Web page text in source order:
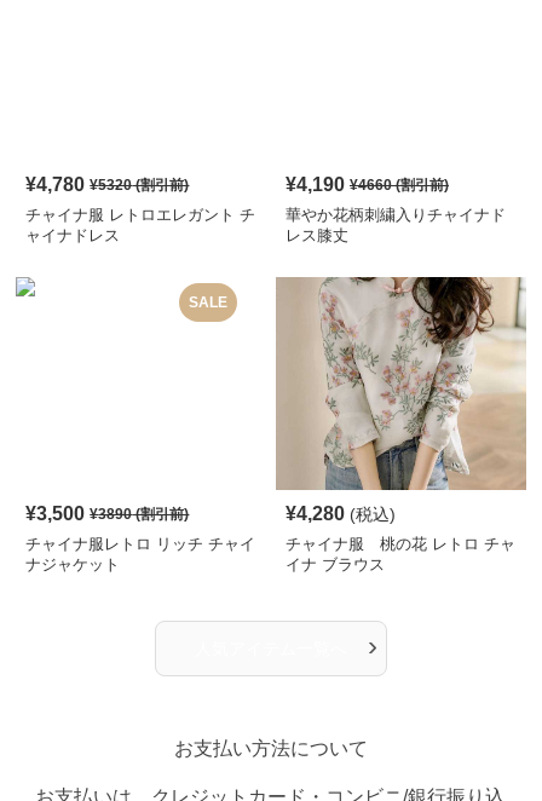
¥4,780 ¥5320(割引前)
チャイナ服 レトロエレガント チ
ャイナドレス
¥4,190 ¥4660(割引前)
華やか花柄刺繍入りチャイナド
レス膝丈
SALE
¥3,500 ¥3890(割引前)
チャイナ服レトロ リッチ チャイ
ナジャケット
¥4,280 (税込)
チャイナ服 桃の花 レトロ チャ
イナ ブラウス
›
お支払い方法について
お支払いは、クレジットカード・コンビニ/銀行振り込